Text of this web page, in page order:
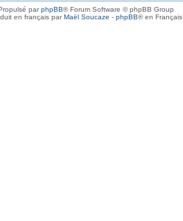
parphpBB® Forum Software © phpBB Group
en français parMaël Soucaze - phpBB® en Français